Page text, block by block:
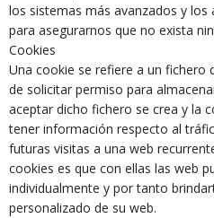
los sistemas más avanzados y
para asegurarnos que no exista
Cookies
Una cookie se refiere a un fichero
de solicitar permiso para
aceptar dicho fichero se crea y la
tener información respecto al
futuras visitas a una web
cookies es que con ellas las web
individualmente y por tanto
personalizado de su web.